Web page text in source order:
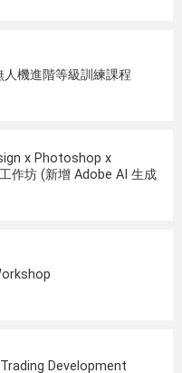
機進階等級訓練課程
x Photoshop x
作坊 (新增 Adobe AI 生成
Development